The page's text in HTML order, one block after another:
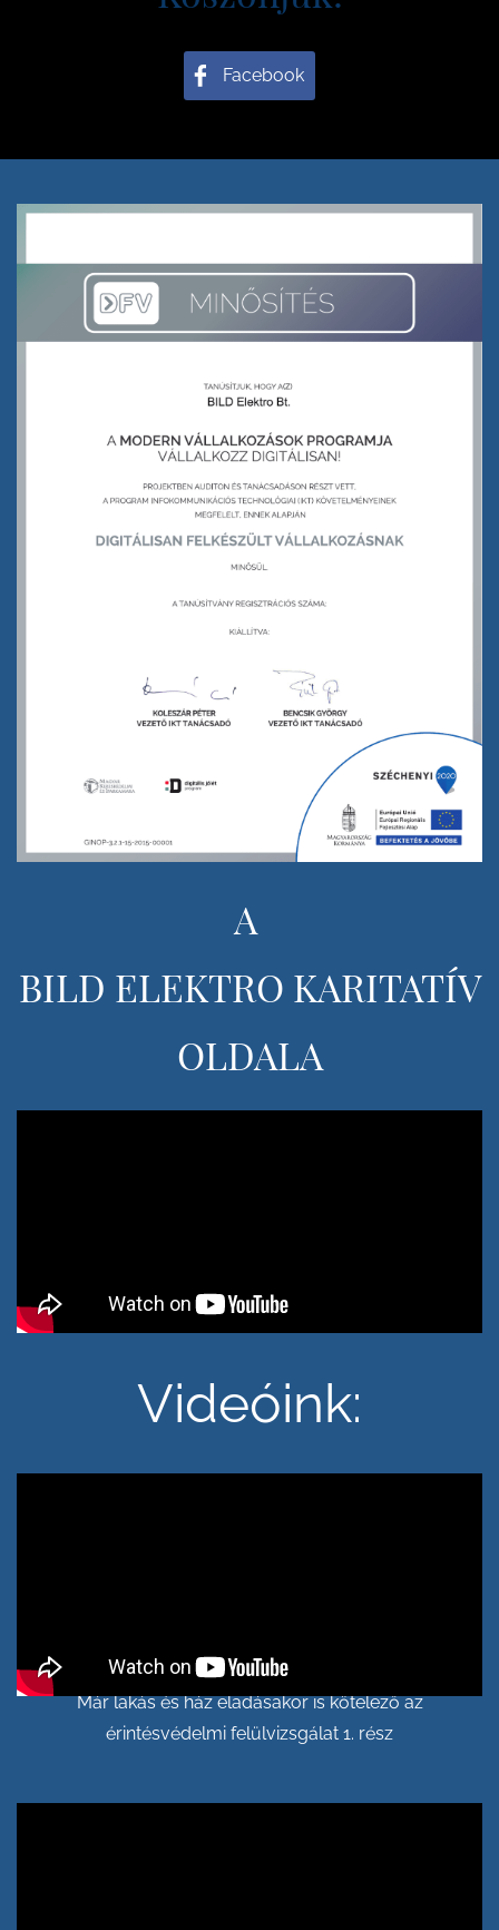
Facebook
A
BILD ELEKTRO KARITATÍV
OLDALA
Videóink:
Már lakás és ház eladásakor is kötelező az
érintésvédelmi felülvizsgálat 1. rész